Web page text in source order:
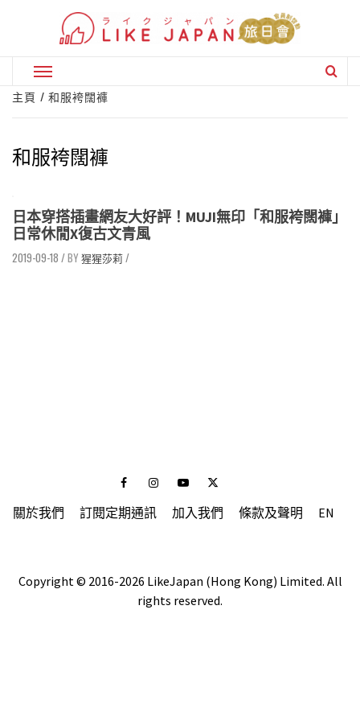
Primary
Menu
主頁 和服袴闊褲
和服袴闊褲
日本穿搭插畫網友大好評！MUJI無印「和服袴闊褲」
日常休閒X復古文青風
2019-09-18 / 猩猩莎莉/
FacebookInstagramYoutubeTwitter
關於我們 訂閱定期通訊 加入我們 條款及聲明 EN
Copyright © 2016-2026 LikeJapan (Hong Kong) Limited. All
rights reserved.